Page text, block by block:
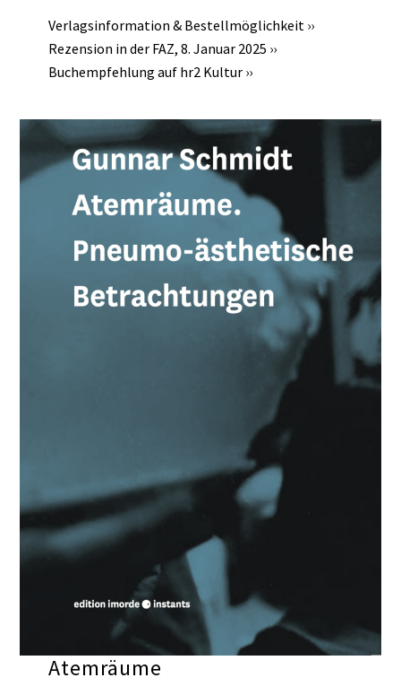
Verlagsinformation & Bestellmöglichkeit ››
Rezension in der FAZ, 8. Januar 2025 ››
Buchempfehlung auf hr2 Kultur ››
Atemräume